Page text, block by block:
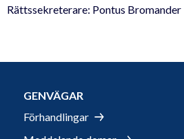
Rättssekreterare: Pontus Bromander
GENVÄGAR
Förhandlingar